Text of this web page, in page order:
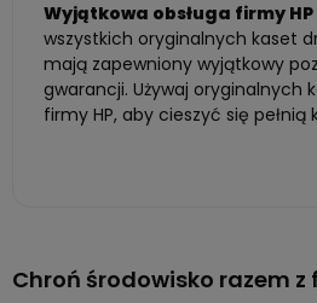
Wyjątkowa obsługa firmy HP
wszystkich oryginalnych kaset
mają zapewniony wyjątkowy
gwarancji. Używaj oryginalnych
firmy HP, aby cieszyć się pełnią
Chroń środowisko razem z